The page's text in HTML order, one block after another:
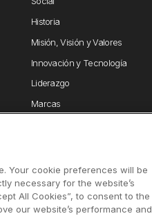
Historia
Misión, Visión y Valores
Innovación y Tecnología
Liderazgo
Marcas
Your cookie preferences will be
necessary for the website’s
All Cookies”, to consent to the
our website’s performance and